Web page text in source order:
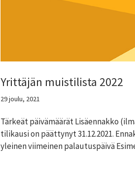
Yrittäjän muistilista 2022
29 joulu, 2021
Tärkeät päivämäärät Lisäennakko
tilikausi on päättynyt 31.12.2021.
yleinen viimeinen palautuspäivä